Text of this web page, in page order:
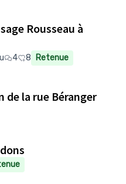
Rousseau à
4 8 Retenue
la rue Béranger